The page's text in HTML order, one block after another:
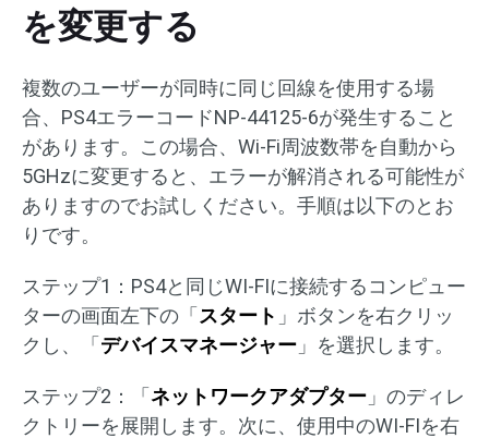
を変更する
複数のユーザーが同時に同じ回線を使用する場
合、PS4エラーコードNP-44125-6が発生すること
があります。この場合、Wi-Fi周波数帯を自動から
5GHzに変更すると、エラーが解消される可能性が
ありますのでお試しください。手順は以下のとお
りです。
ステップ1：PS4と同じWI-FIに接続するコンピュー
ターの画面左下の「 スタート 」ボタンを右クリッ
クし、「 デバイスマネージャー 」を選択します。
ステップ2：「 ネットワークアダプター 」のディレ
クトリーを展開します。次に、使用中のWI-FIを右